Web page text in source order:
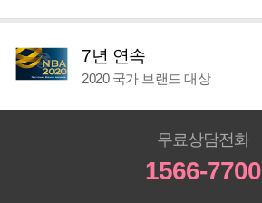
7년 연속
2020 국가 브랜드 대상
무료상담전화
1566-7700